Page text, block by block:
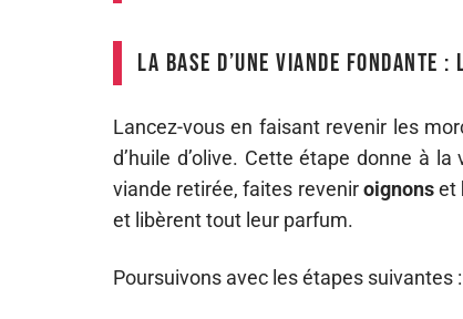
La base d’une viande fondante
Lancez-vous en faisant revenir les
d’huile d’olive. Cette étape donne à
viande retirée, faites reveniroignonset
et libèrent tout leur parfum.
Poursuivons avec les étapes suivantes :